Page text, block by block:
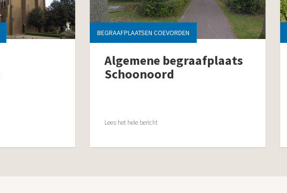
BEGRAAFPLAATSEN COEVORDEN
Algemene begraafplaats
Schoonoord
Lees het hele bericht